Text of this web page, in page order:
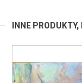
INNE PRODUKTY,